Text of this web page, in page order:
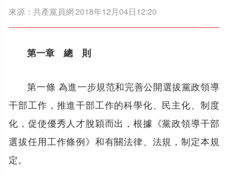
來源：共產黨員網2018年12月04日12:20
第一章 總 則
第一條 為進一步規范和完善公開選拔黨政領導
干部工作，推進干部工作的科學化、民主化、制度
化，促使優秀人才脫穎而出，根據《黨政領導干部
選拔任用工作條例》和有關法律、法規，制定本規
定。